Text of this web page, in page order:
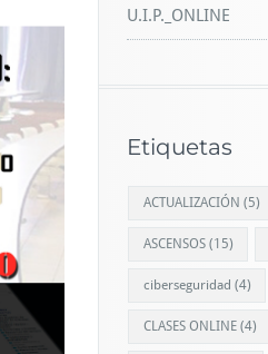
U.I.P._ONLINE
Etiquetas
ACTUALIZACIÓN (5)
ASCENSOS(15)
ciberseguridad (4)
CLASES ONLINE(4)